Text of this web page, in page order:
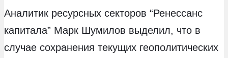
Аналитик ресурсных секторов “Ренессанс
капитала” Марк Шумилов выделил, что в
случае сохранения текущих геополитических